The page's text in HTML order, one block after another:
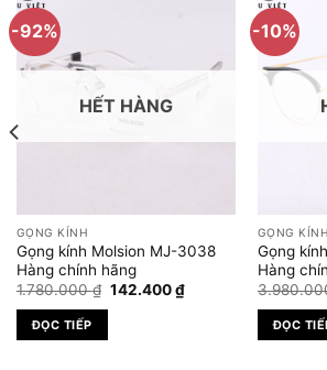
-92%
HẾT HÀNG
GỌNG KÍNH
Gọng kính Molsion MJ-3038
Hàng chính hãng
1.780.000₫ Giá
142.400₫Giá
hiện
142.400 ₫.
ĐỌC TIẾP
-10%
GỌNG KÍNH
Gọng
Hàng
ĐỌC
₫.